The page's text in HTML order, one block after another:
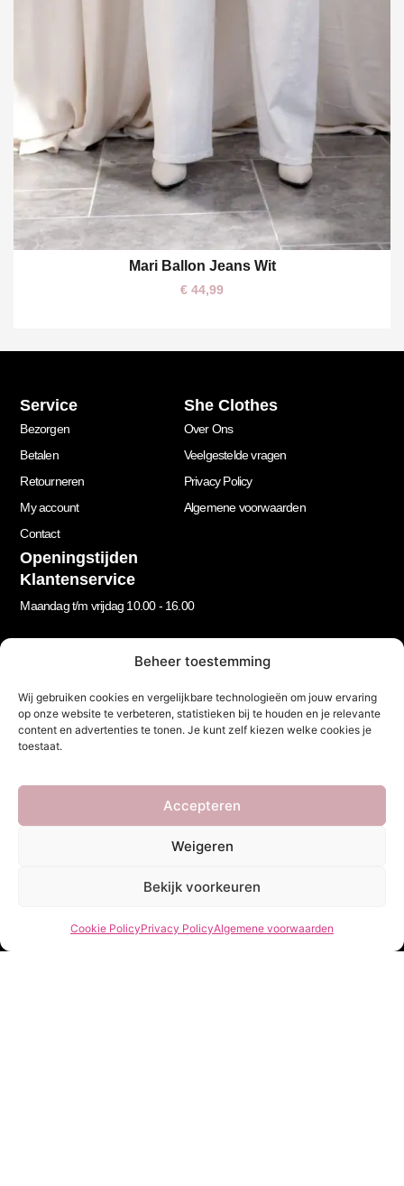
Beheer toestemming
Wij gebruiken cookies en vergelijkbare technologieën om jouw ervaring
op onze website te verbeteren, statistieken bij te houden en je relevante
content en advertenties te tonen. Je kunt zelf kiezen welke cookies je
toestaat.
Accepteren
Weigeren
Bekijk voorkeuren
Cookie PolicyPrivacy PolicyAlgemene voorwaarden
XL
Mari Ballon Jeans Wit
€ 44,99
Service
Bezorgen
Betalen
Retourneren
My account
Contact
She Clothes
Over Ons
Veelgestelde vragen
Privacy Policy
Algemene voorwaarden
Openingstijden
Klantenservice
Maandag t/m vrijdag 10.00 - 16.00
Let’s stay in touch!
Schrijf je in voor onze nieuwsbrief!
Geen spam, beloofd.